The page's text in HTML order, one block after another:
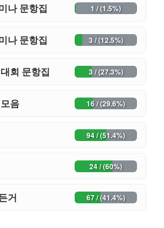
나 문항집 1 / (1.5%)
나 문항집 3 / (12.5%)
회 문항집 3 / (27.3%)
음 16 / (29.6%)
94 / (51.4%)
24 / (60%)
거 67 / (41.4%)